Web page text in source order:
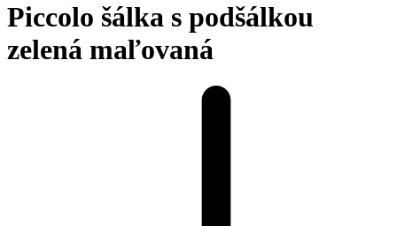
Piccolo šálka s podšálkou
zelená maľovaná